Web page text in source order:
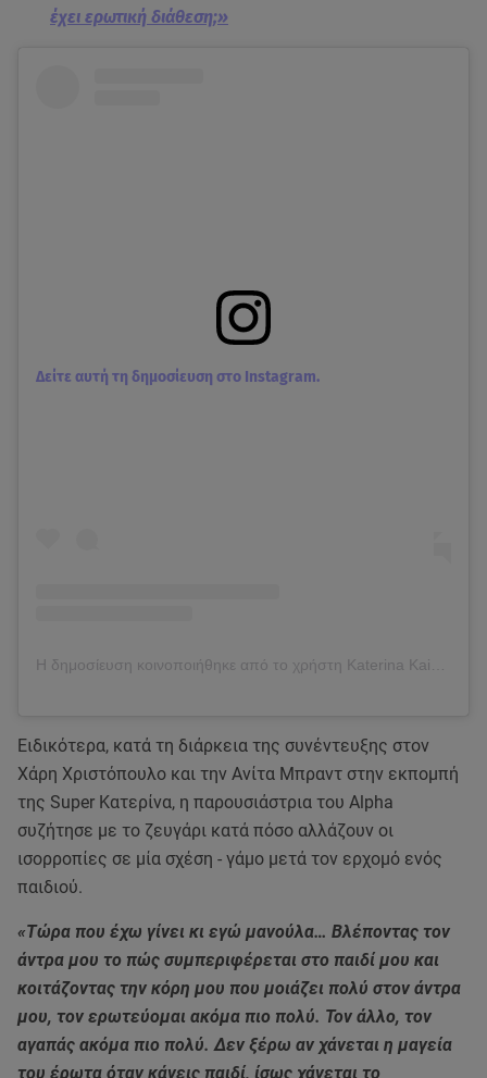
έχει ερωτική διάθεση;»
Δείτε αυτή τη δημοσίευση στο Instagram.
Ειδικότερα, κατά τη διάρκεια της συνέντευξης στον
Χάρη Χριστόπουλο και την Ανίτα Μπραντ στην εκπομπή
της Super Κατερίνα, η παρουσιάστρια του Alpha
συζήτησε με το ζευγάρι κατά πόσο αλλάζουν οι
ισορροπίες σε μία σχέση - γάμο μετά τον ερχομό ενός
παιδιού.
«Τώρα που έχω γίνει κι εγώ μανούλα… Βλέποντας τον
άντρα μου το πώς συμπεριφέρεται στο παιδί μου και
κοιτάζοντας την κόρη μου που μοιάζει πολύ στον άντρα
μου, τον ερωτεύομαι ακόμα πιο πολύ. Τον άλλο, τον
αγαπάς ακόμα πιο πολύ. Δεν ξέρω αν χάνεται η μαγεία
του έρωτα όταν κάνεις παιδί, ίσως χάνεται το